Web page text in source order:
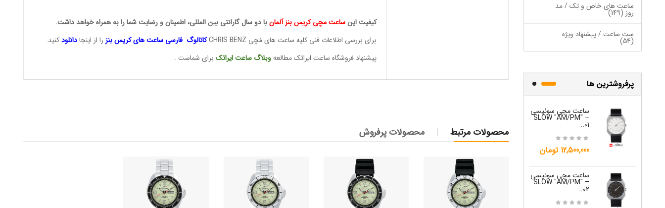
ساعت های خاص و تک / مد
روز (149)
ست ساعت / پیشنهاد ویژه
(54)
پرفروشترین ها
ساعت مچی سوئیسی
SLOW "AM/PM" –
01..
12,500,000 تومان
ساعت مچی سوئیسی
SLOW "AM/PM" –
02..
15,000,000 تومان
ساعت مچی سوئیسی
SLOW "JO" – 04..
15,000,000 تومان
کیفیت این ساعت مچی کریس بنز آلمانبا دو سال گارانتی بین المللی، اطمینان و رضایت شما را به همراه خواهد داشت.
برای بررسی اطلاعات فنی کلیه ساعت های مُچی CHRIS BENZ
کاتالوگ فارسی ساعت هایکریس بنز را از اینجا دانلودکنید.
پیشنهاد فروشگاه ساعت ایراتک مطالعه وبلاگ ساعت ایراتکبرای شماست .
محصولات مرتبط محصولات پرفروش